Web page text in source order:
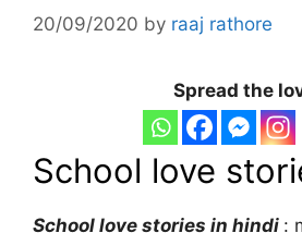
20/09/2020 by raaj rathore
Spread the
School love
School love stories in hindi :